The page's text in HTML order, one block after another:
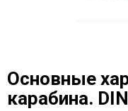
Основные
карабина.